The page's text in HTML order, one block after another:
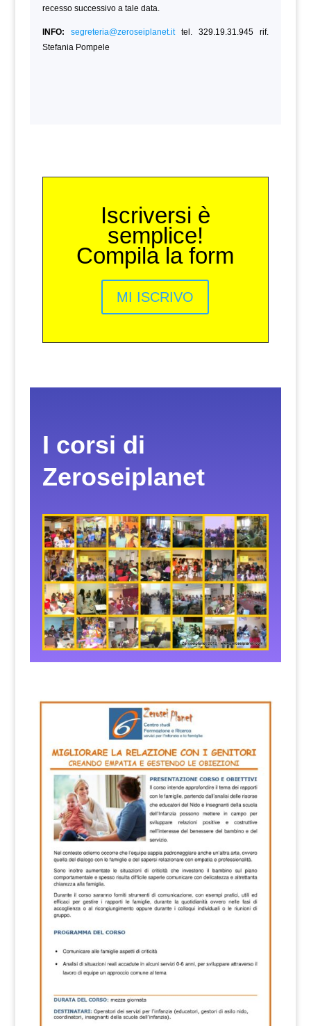
recesso successivo a tale data.
INFO: segreteria@zeroseiplanet.ittel. 329.19.31.945 rif.
Stefania Pompele
Iscriversi è
semplice!
Compila la form
MI ISCRIVO
I corsi di
Zeroseiplanet